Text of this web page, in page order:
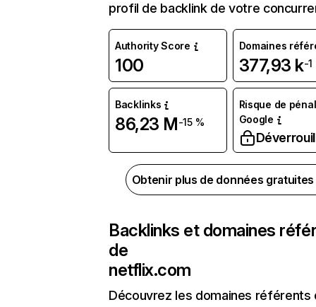
profil de backlink de votre
Authority Score
100
Domaines
377,93 k-1
Backlinks
86,23 M-15 %
Risque de
Google
Obtenir plus de données
Backlinks et domaines
de
netflix.com
Découvrez les domaines référents